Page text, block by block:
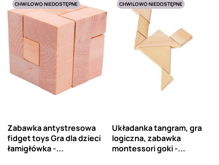
CHWILOWO NIEDOSTĘPNE
Zabawka antystresowa
fidget toys Gra dla dzieci
łamigłówka -...
CHWILOWO NIEDOSTĘPNE
Układanka tangram, gra
logiczna, zabawka
montessori goki -...